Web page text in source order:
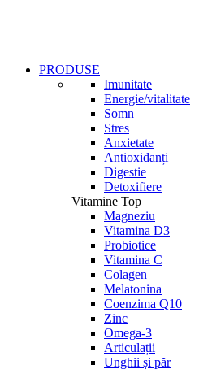
PRODUSE
Imunitate
Energie/vitalitate
Somn
Stres
Anxietate
Antioxidanți
Digestie
Detoxifiere
Vitamine Top
Magneziu
Vitamina D3
Probiotice
Vitamina C
Colagen
Melatonina
Coenzima Q10
Zinc
Omega-3
Articulații
Unghii și păr